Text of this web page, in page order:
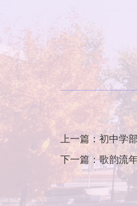
上一篇：初中学
下一篇：歌韵流